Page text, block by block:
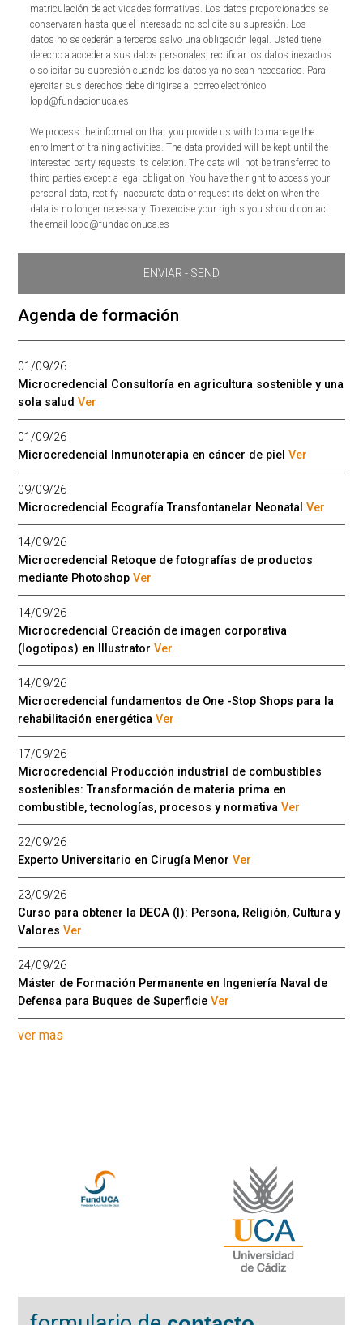
matriculación de actividades formativas. Los datos proporcionados se
conservaran hasta que el interesado no solicite su supresión. Los
datos no se cederán a terceros salvo una obligación legal. Usted tiene
derecho a acceder a sus datos personales, rectificar los datos inexactos
o solicitar su supresión cuando los datos ya no sean necesarios. Para
ejercitar sus derechos debe dirigirse al correo electrónico
lopd@fundacionuca.es
We process the information that you provide us with to manage the
enrollment of training activities. The data provided will be kept until the
interested party requests its deletion. The data will not be transferred to
third parties except a legal obligation. You have the right to access your
personal data, rectify inaccurate data or request its deletion when the
data is no longer necessary. To exercise your rights you should contact
the email lopd@fundacionuca.es
Agenda de formación
01/09/26
Microcredencial Consultoría en agricultura sostenible y una
sola saludVer
01/09/26
Microcredencial Inmunoterapia en cáncer de pielVer
09/09/26
Microcredencial Ecografía Transfontanelar NeonatalVer
14/09/26
Microcredencial Retoque de fotografías de productos
mediante PhotoshopVer
14/09/26
Microcredencial Creación de imagen corporativa
(logotipos) en IllustratorVer
14/09/26
Microcredencial fundamentos de One -Stop Shops para la
rehabilitación energéticaVer
17/09/26
Microcredencial Producción industrial de combustibles
sostenibles: Transformación de materia prima en
combustible, tecnologías, procesos y normativaVer
22/09/26
Experto Universitario en Cirugía MenorVer
23/09/26
Curso para obtener la DECA (I): Persona, Religión, Cultura y
ValoresVer
24/09/26
Máster de Formación Permanente en Ingeniería Naval de
Defensa para Buques de SuperficieVer
ver mas